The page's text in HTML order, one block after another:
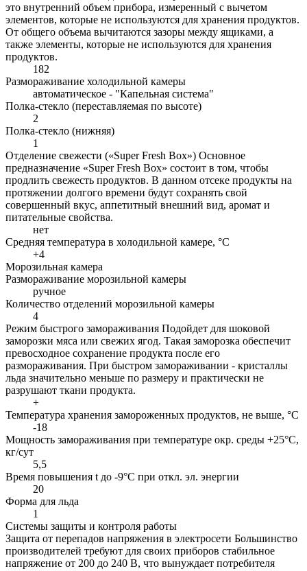
это внутренний объем прибора, измеренный с вычетом
элементов, которые не используются для хранения продуктов.
От общего объема вычитаются зазоры между ящиками, а
также элементы, которые не используются для хранения
продуктов.
182
Размораживание холодильной камеры
автоматическое - "Капельная система"
Полка-стекло (переставляемая по высоте)
2
Полка-стекло (нижняя)
1
Отделение свежести («Super Fresh Box») Основное
предназначение «Super Fresh Box» состоит в том, чтобы
продлить свежесть продуктов. В данном отсеке продукты на
протяжении долгого времени будут сохранять свой
совершенный вкус, аппетитный внешний вид, аромат и
питательные свойства.
нет
Средняя температура в холодильной камере, °С
+4
Морозильная камера
Размораживание морозильной камеры
ручное
Количество отделений морозильной камеры
4
Режим быстрого замораживания Подойдет для шоковой
заморозки мяса или свежих ягод. Такая заморозка обеспечит
превосходное сохранение продукта после его
размораживания. При быстром замораживании - кристаллы
льда значительно меньше по размеру и практически не
разрушают ткани продукта.
+
Температура хранения замороженных продуктов, не выше, °С
-18
Мощность замораживания при температуре окр. среды +25°С,
кг/сут
5,5
Время повышения t до -9°C при откл. эл. энергии
20
Форма для льда
1
Системы защиты и контроля работы
Защита от перепадов напряжения в электросети Большинство
производителей требуют для своих приборов стабильное
напряжение от 200 до 240 В, что вынуждает потребителя